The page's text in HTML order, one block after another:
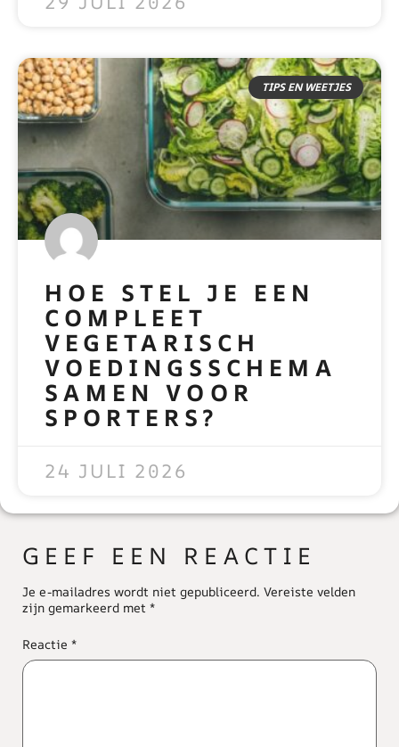
TIPS EN WEETJES
HOE STEL JE EEN
COMPLEET
VEGETARISCH
VOEDINGSSCHEMA
SAMEN VOOR
SPORTERS?
24 JULI 2026
GEEF EEN REACTIE
Je e-mailadres wordt niet gepubliceerd. Vereiste velden
zijn gemarkeerd met *
Reactie *